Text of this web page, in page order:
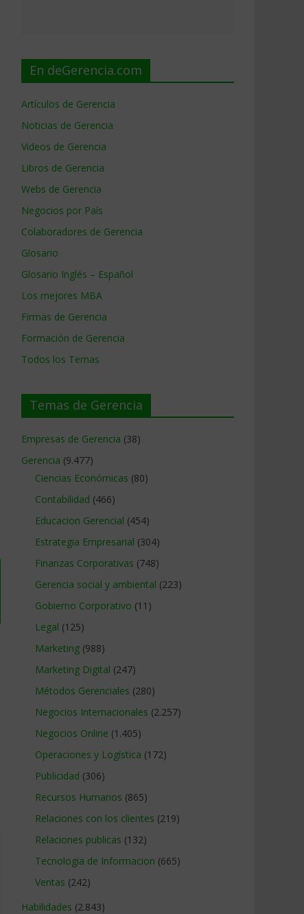
En deGerencia.com
Artículos de Gerencia
Noticias de Gerencia
Videos de Gerencia
Libros de Gerencia
Webs de Gerencia
Negocios por País
Colaboradores de Gerencia
Glosario
Glosario Inglés – Español
Los mejores MBA
Firmas de Gerencia
Formación de Gerencia
Todos los Temas
Temas de Gerencia
Empresas de Gerencia (38)
Gerencia (9.477)
Ciencias Económicas (80)
Contabilidad (466)
Educacion Gerencial (454)
Estrategia Empresarial (304)
Finanzas Corporativas (748)
Gerencia social y ambiental (223)
Gobierno Corporativo (11)
Legal (125)
Marketing (988)
Marketing Digital (247)
Métodos Gerenciales (280)
Negocios Internacionales (2.257)
Negocios Online (1.405)
Operaciones y Logística (172)
Publicidad (306)
Recursos Humanos (865)
Relaciones con los clientes (219)
Relaciones publicas (132)
Tecnologia de Informacion (665)
Ventas (242)
Habilidades (2.843)